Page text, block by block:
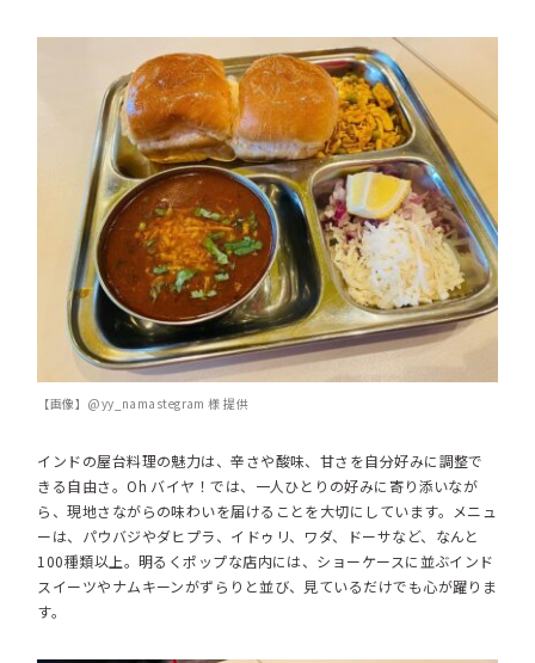
【画像】@yy_namastegram 様 提供
インドの屋台料理の魅力は、辛さや酸味、甘さを自分好みに調整で
きる自由さ。Oh バイヤ！では、一人ひとりの好みに寄り添いなが
ら、現地さながらの味わいを届けることを大切にしています。メニュ
ーは、パウバジやダヒプラ、イドゥリ、ワダ、ドーサなど、なんと
100種類以上。明るくポップな店内には、ショーケースに並ぶインド
スイーツやナムキーンがずらりと並び、見ているだけでも心が躍りま
す。